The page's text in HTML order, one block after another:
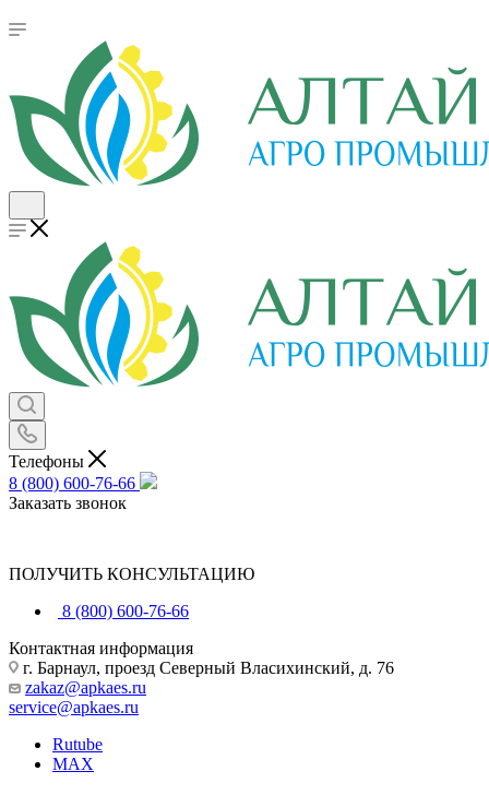
Телефоны
8 (800) 600-76-66
Заказать звонок
ПОЛУЧИТЬ КОНСУЛЬТАЦИЮ
8 (800) 600-76-66
Контактная информация
г. Барнаул, проезд Северный Власихинский, д. 76
zakaz@apkaes.ru
service@apkaes.ru
Rutube
MAX